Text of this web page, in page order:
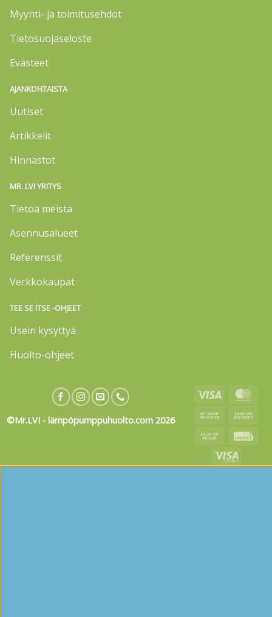
Myynti- ja toimitusehdot
Tietosuojaseloste
Evästeet
AJANKOHTAISTA
Uutiset
Artikkelit
Hinnastot
MR. LVI YRITYS
Tietoa meistä
Asennusalueet
Referenssit
Verkkokaupat
TEE SE ITSE -OHJEET
Usein kysyttyä
Huolto-ohjeet
©Mr.LVI - lämpöpumppuhuolto.com 2026
Visa
Bank
Cash
on
Pickup
Visa
Electron